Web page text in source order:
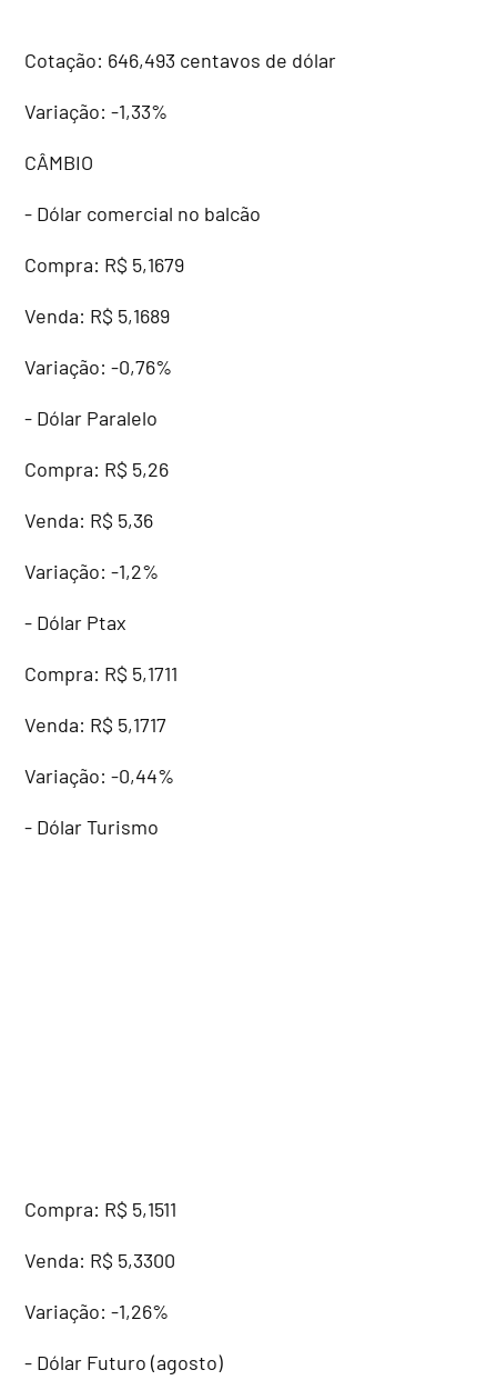
Cotação: 646,493 centavos de dólar
Variação: -1,33%
CÂMBIO
- Dólar comercial no balcão
Compra: R$ 5,1679
Venda: R$ 5,1689
Variação: -0,76%
- Dólar Paralelo
Compra: R$ 5,26
Venda: R$ 5,36
Variação: -1,2%
- Dólar Ptax
Compra: R$ 5,1711
Venda: R$ 5,1717
Variação: -0,44%
- Dólar Turismo
Compra: R$ 5,1511
Venda: R$ 5,3300
Variação: -1,26%
- Dólar Futuro (agosto)